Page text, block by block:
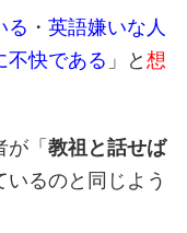
る ・ 英語嫌いな人
不快である 」と想
「 教祖と話せば
いるのと同じよう